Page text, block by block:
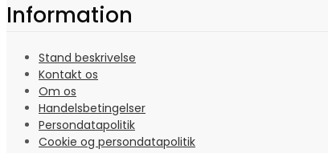
Information
Stand beskrivelse
Kontakt os
Om os
Handelsbetingelser
Persondatapolitik
Cookie og persondatapolitik